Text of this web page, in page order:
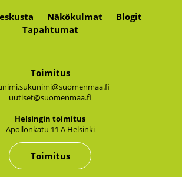
Näkökulmat
Blogit
Tapahtumat
Toimitus
uutiset@suomenmaa.fi
Hel­sin­gin toi­mi­tus
Apol­lon­ka­tu 11 A Hel­sin­ki
Toimitus